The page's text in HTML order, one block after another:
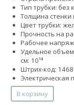
Тип трубки: без
Толщина стенки
Цвет трубки:
Прочность на
Рабочее
Удельное
см: 10¹⁴
Штрих-код:
Электрическая
В корзину